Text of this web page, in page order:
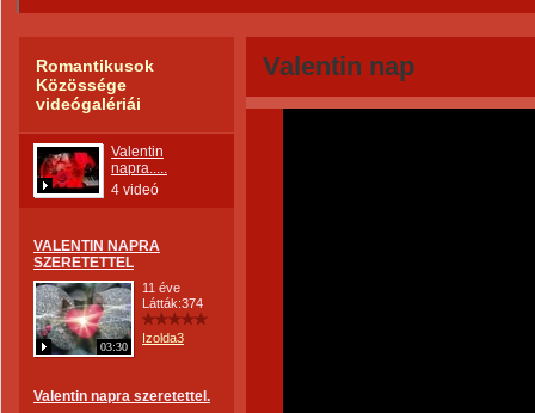
Romantikusok
Közössége
videógalériái
Valentin
napra.....
4 videó
VALENTIN NAPRA
SZERETETTEL
03:30
11 éve
Látták:374
Izolda3
Valentin napra szeretettel.
Valentin nap